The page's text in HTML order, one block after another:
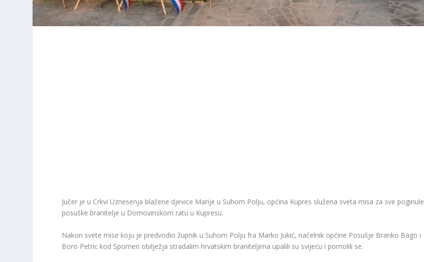
Jučer je u Crkvi Uznesenja blažene djevice Marije u Suhom Polju, općina Kupres služena sveta misa za sve poginule
posuške branitelje u Domovinskom ratu u Kupresu.
Nakon svete mise koju je predvodio župnik u Suhom Polju fra Marko Jukić, načelnik općine Posušje Branko Bago i
Boro Petric kod Spomen obilježja stradalim hrvatskim braniteljima upalili su svijeću i pomolili se.